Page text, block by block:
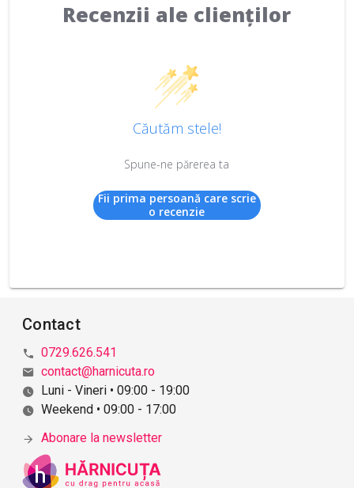
Recenzii ale clienților
Căutăm stele!
Spune-ne părerea ta
Fii prima persoană care scrie
o recenzie
Contact
0729.626.541
contact@harnicuta.ro
Luni - Vineri • 09:00 - 19:00
Weekend • 09:00 - 17:00
Abonare la newsletter